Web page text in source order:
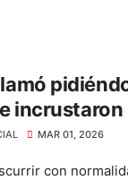
MAR 01, 2026
con